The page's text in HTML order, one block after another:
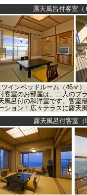
露天風呂付客室（
ツインベッドルーム（46㎡
客室のお部屋は、二人のプ
風呂付の和洋室です。客室
ション！広々テラスに露天
露天風呂付客室（I